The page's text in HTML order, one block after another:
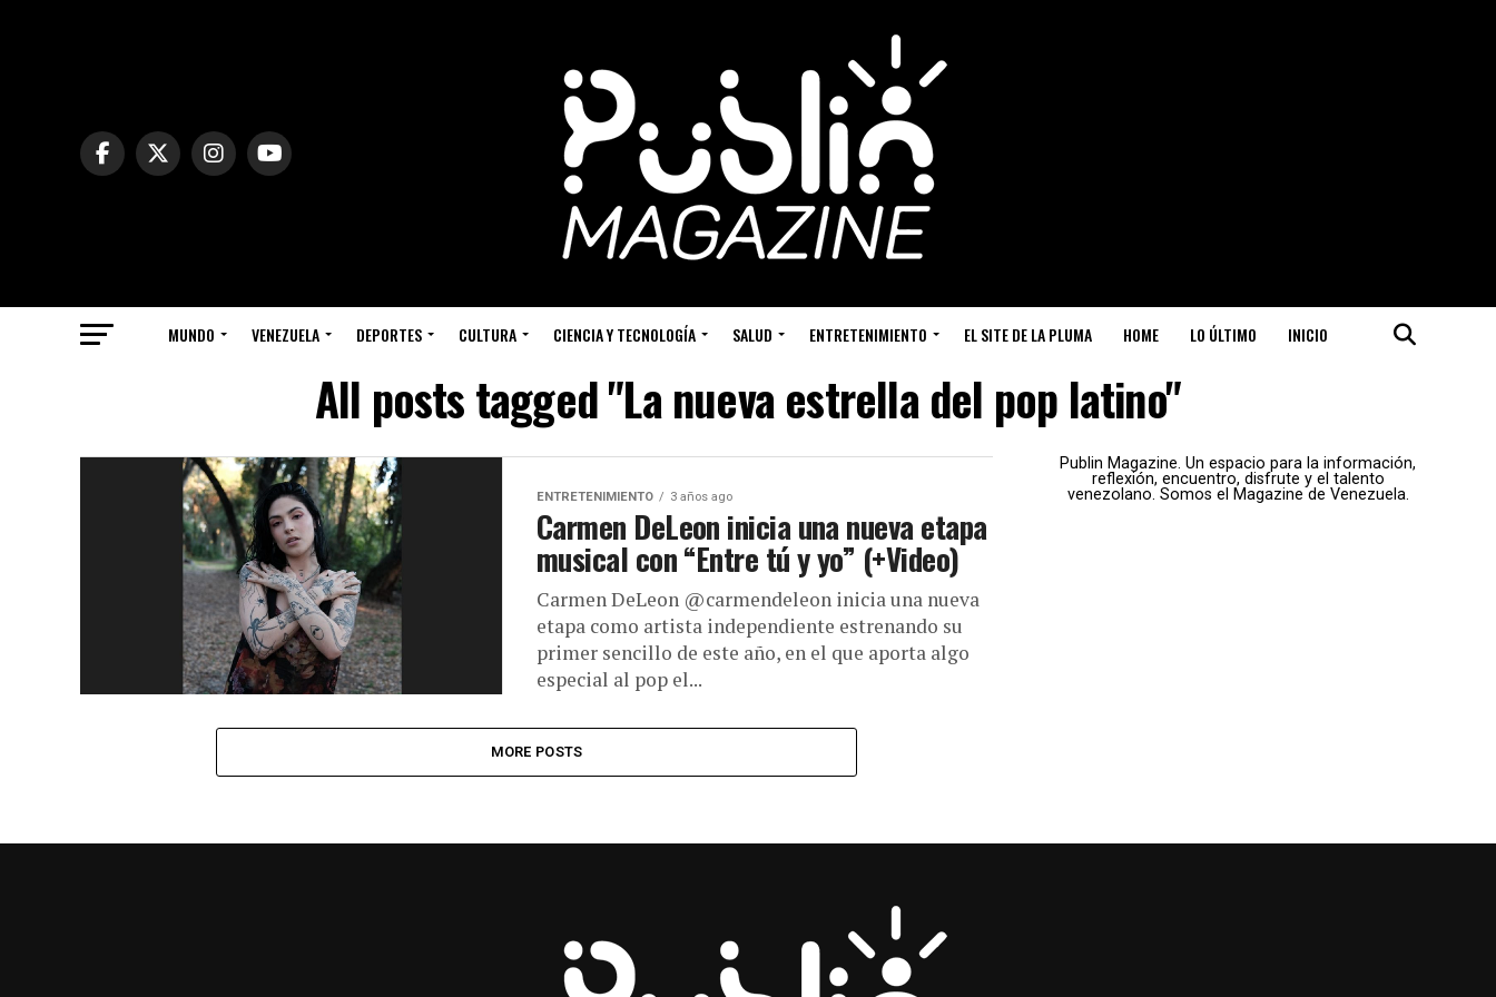
MUNDO VENEZUELA DEPORTES CULTURA CIENCIA Y TECNOLOGÍA SALUD ENTRETENIMIENTO EL SITE DE LA PLUMA HOME LO ÚLTIMO INICIO
All posts tagged "La nueva estrella del pop latino"
ENTRETENIMIENTO 3 años ago
Carmen DeLeon inicia una nueva etapa
musical con “Entre tú y yo” (+Video)
Carmen DeLeon @carmendeleon inicia una nueva
etapa como artista independiente estrenando su
primer sencillo de este año, en el que aporta algo
especial al pop el...
MORE POSTS
Publin Magazine. Un espacio para la información,
reflexión, encuentro, disfrute y el talento
venezolano. Somos el Magazine de Venezuela.